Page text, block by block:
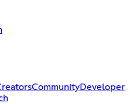
CommunityDeveloper